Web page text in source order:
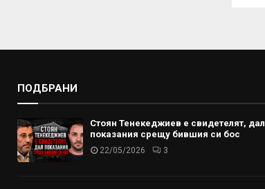
ПОДБРАНИ
Стоян Тенекеджиев е свидетелят, дал
показания срещу бившия си бос
22/05/2026 3